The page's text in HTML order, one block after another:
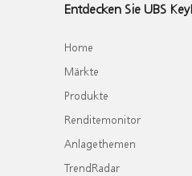
Entdecken Sie UBS
Home
Märkte
Produkte
Renditemonitor
Anlagethemen
TrendRadar